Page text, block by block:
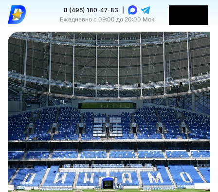
8 (495) 180-47-83
Ежедневно с 09:00 до 20:00 Мск